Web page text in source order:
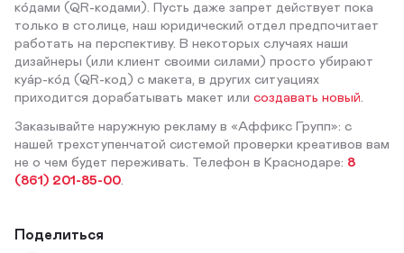
ко́дами (QR-кодами). Пусть даже запрет действует пока
только в столице, наш юридический отдел предпочитает
работать на перспективу. В некоторых случаях наши
дизайнеры (или клиент своими силами) просто убирают
куа́р-ко́д (QR-код) с макета, в других ситуациях
приходится дорабатывать макет или создавать новый
Заказывайте наружную рекламу в «Аффикс Групп»: с
нашей трехступенчатой системой проверки креативов вам
не о чем будет переживать. Телефон в Краснодаре: 8
(861) 201-85-00
Поделиться